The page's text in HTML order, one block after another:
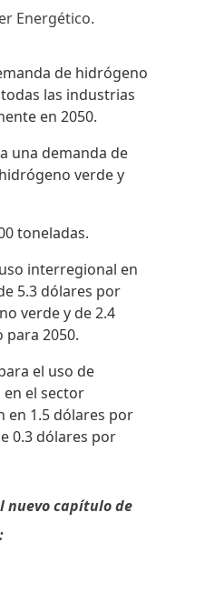
Energético.
de hidrógeno
las industrias
en 2050.
una demanda de
verde y
toneladas.
interregional en
5.3 dólares por
verde y de 2.4
2050.
el uso de
el sector
en 1.5 dólares por
0.3 dólares por
nuevo capítulo de